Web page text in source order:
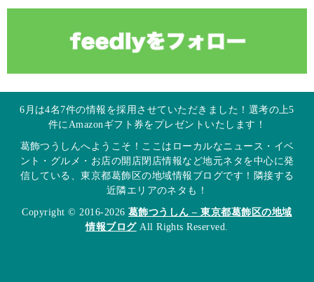
6月は4名7件の情報を採用させていただきました！選考の上5
件にAmazonギフト券をプレゼントいたします！
葛飾つうしんへようこそ！ここはローカルなニュース・イベ
ント・グルメ・お店の開店閉店情報など地元ネタを中心に発
信している、東京都葛飾区の地域情報ブログです！隣接する
近隣エリアのネタも！
Copyright © 2016-2026 葛飾つうしん – 東京都葛飾区の地域
情報ブログAll Rights Reserved.